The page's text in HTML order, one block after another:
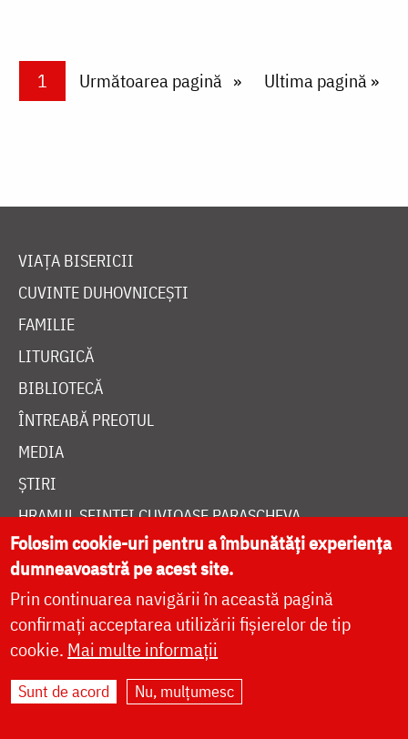
PaginareCurrent page
1 Next page
Următoarea pagină Last page
Ultima pagină »
VIAȚA BISERICII
CUVINTE DUHOVNICEȘTI
FAMILIE
LITURGICĂ
BIBLIOTECĂ
ÎNTREABĂ PREOTUL
MEDIA
ȘTIRI
HRAMUL SFINTEI CUVIOASE PARASCHEVA
AUTORI
PĂRINȚI DUHOVNICEȘTI
MAICI CU VIAȚĂ DUHOVNICEASCĂ
TEMATICĂ
SINAXAR ALFABETIC
Folosim cookie-uri pentru a îmbunătăți experiența
dumneavoastră pe acest site.
Prin continuarea navigării în această pagină
confirmați acceptarea utilizării fișierelor de tip
cookie. Mai multe informații
Sunt de acord Nu, mulțumesc